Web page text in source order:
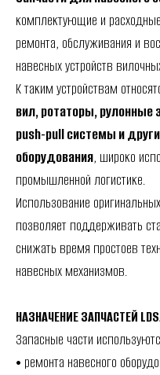
комплектующие и
ремонта, обслуживания и
навесных устройств
К таким устройствам
вил, ротаторы, рулонные
push-pull системы и
оборудования, широко
промышленной логистике.
Использование
позволяет поддерживать
снижать время простоев
навесных механизмов.
НАЗНАЧЕНИЕ ЗАПЧАСТЕЙ
Запасные части
• ремонта навесного